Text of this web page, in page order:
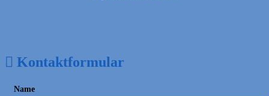
Kontaktformular
Name